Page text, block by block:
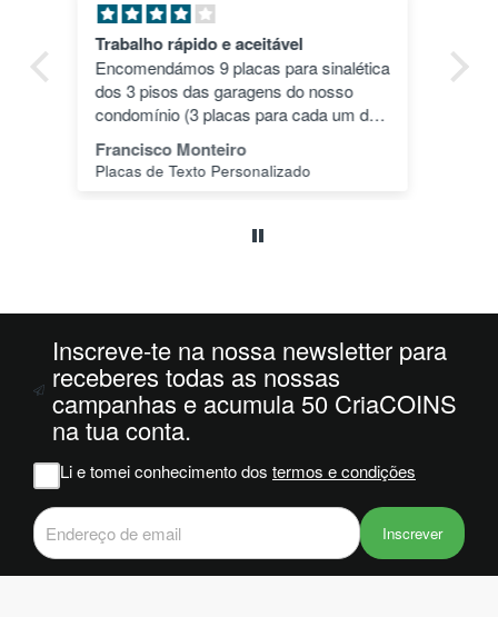
Pla HD roxo
Top. Impressões correram às mil
maravilhas e a cor deu um toque
especial.
João Alves
Inscreve-te na nossa newsletter para
receberes todas as nossas
campanhas e acumula 50 CriaCOINS
na tua conta.
Li e tomei conhecimento dos termos e condições
Inscrever